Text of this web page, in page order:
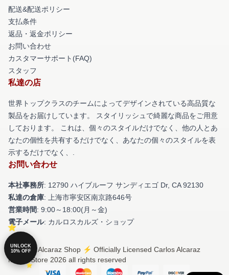
配送&配送ポリシー
支払条件
返品・返金ポリシー
お問い合わせ
カスタマーサポート(FAQ)
スタッフ
私達の店
世界トップクラスのチームによってデザインされている高品質な
製品をお届けしています。 スタイリッシュで綺麗な商品をご用意
しております。 これは、個々のスタイルだけでなく、他の人とあ
なたの個性を共有するだけでなく、あなたの個々のスタイルを表
示するだけでなく、.
お問い合わせ
本社事務所: 12790 ハイブルーフ サンディエゴ Dr, CA 92130
私達の倉庫: 上海市寧安区南京路646号
営業時間: 9:00～18:00(月～金)
電子メール: カルロスカルズ・ショップ
© Carlos Alcaraz Shop ⚡️ Officially Licensed Carlos Alcaraz
Merch Store 2026 all rights reserved
UNLOCK
10% OFF